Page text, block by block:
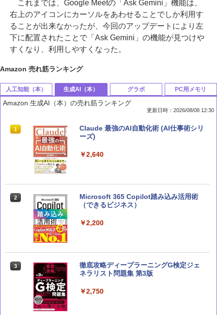
これまでは、Google Meetの「Ask Gemini」機能は、
右上のアイコンにカーソルをあわせることでしか利用す
ることが出来なかったが、今回のアップデートにより左
下に配置されたことで「Ask Gemini」の機能が見つけや
すくなり、利用しやすくなった。
Amazon 売れ筋ランキング
人工知能（本）
1
部下としてのAI 世界一流エンジニアの
進化術
￥1,870
2
深層学習教科書 ディープラーニング G検
定（ジェネラリスト）公式テキスト 第3
3
テクノロジカル・リパブリック 国家、
軍事力、テクノロジーの未来
￥3,300
生成AI（本）
Amazon 生成AI（本）の売れ筋ランキング
更新日時：2026/08/08 12:30
1
Claude 最強のAI自動化術 (AI仕事術シリ
ーズ)
￥2,640
2
Microsoft 365 Copilot踏み込み活用術
（できるビジネス）
￥2,200
3
徹底攻略ディープラーニングG検定ジェ
ネラリスト問題集 第3版
￥2,750
グラボ PC用メモリ